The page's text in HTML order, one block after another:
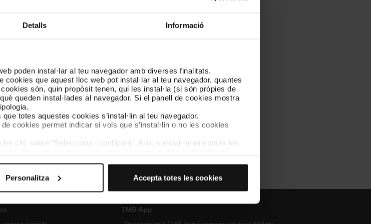
Detalls Informació
poden instal·lar al teu navegador amb diverses finalitats.
cookies que aquest lloc web pot instal·lar al teu navegador, quantes
són, quin propòsit tenen, qui les instal·la (si són pròpies de
queden instal·lades al navegador. Si el panell de cookies mostra
totes aquestes cookies s’instal·lin al teu navegador.
cookies permet indicar si vols que s’instal·lin o no les cookies
clic sobre “Selecciona i configura”. Així, s’instal·laran només les
Política de cookies
Personalitza Accepta totes les cookies
les bases de la convocatòria en el pdf adjunt a continuació.
mèrits 025-M-2022 Tècnic/a de projectes estratègics a la Xarxa de
[PDF: 428 KB]
TMB App